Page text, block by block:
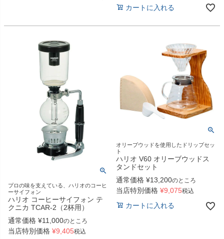
カートに入れる
プロの味を支えている、ハリオのコーヒ
ーサイフォン
ハリオ コーヒーサイフォン テ
クニカ TCAR-2（2杯用）
通常価格 ¥11,000のところ
当店特別価格 ¥9,405税込
オリーブウッドを使用したドリップセッ
ト
ハリオ V60 オリーブウッドス
タンドセット
通常価格 ¥13,200のところ
当店特別価格 ¥9,075税込
カートに入れる